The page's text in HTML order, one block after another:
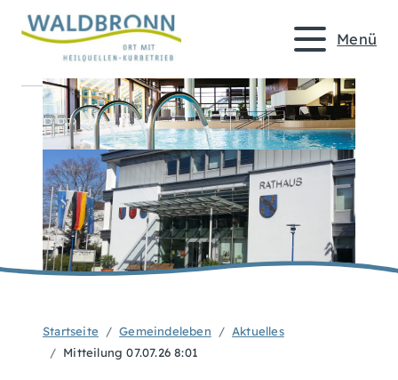
Menü
Startseite Gemeindeleben
Aktuelles
Mitteilung 07.07.26 8:01